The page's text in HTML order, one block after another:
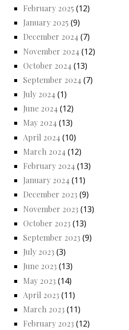
February 2025 (12)
January 2025 (9)
December 2024 (7)
November 2024 (12)
October 2024 (13)
September 2024 (7)
July 2024 (1)
June 2024 (12)
May 2024 (13)
April 2024 (10)
March 2024 (12)
February 2024 (13)
January 2024 (11)
December 2023 (9)
November 2023 (13)
October 2023 (13)
September 2023 (9)
July 2023 (3)
June 2023 (13)
May 2023 (14)
April 2023 (11)
March 2023 (11)
February 2023 (12)